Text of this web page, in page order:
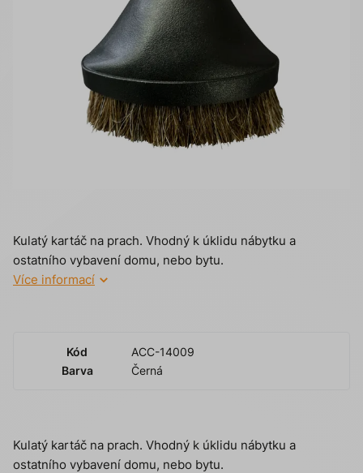
Kulatý kartáč na prach. Vhodný k úklidu nábytku a
ostatního vybavení domu, nebo bytu.
Více informací
Kód
ACC-14009
Barva
Černá
Kulatý kartáč na prach. Vhodný k úklidu nábytku a
ostatního vybavení domu, nebo bytu.